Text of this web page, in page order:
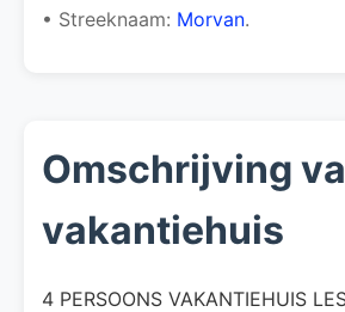
• Streeknaam: Morvan.
Omschrijving
vakantiehuis
4 PERSOONS VAKANTIEHUIS